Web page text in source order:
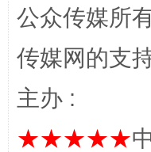
公众传媒所
传媒网的支
主办 :
★★★★★